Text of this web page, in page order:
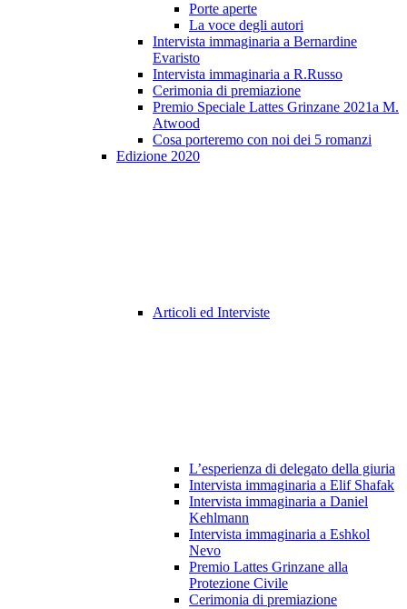
Porte aperte
La voce degli autori
Intervista immaginaria a Bernardine
Evaristo
Intervista immaginaria a R.Russo
Cerimonia di premiazione
Premio Speciale Lattes Grinzane 2021a M.
Atwood
Cosa porteremo con noi dei 5 romanzi
Edizione 2020
Articoli ed Interviste
L’esperienza di delegato della giuria
Intervista immaginaria a Elif Shafak
Intervista immaginaria a Daniel
Kehlmann
Intervista immaginaria a Eshkol
Nevo
Premio Lattes Grinzane alla
Protezione Civile
Cerimonia di premiazione